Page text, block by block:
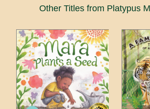
Other Titles from Platypus